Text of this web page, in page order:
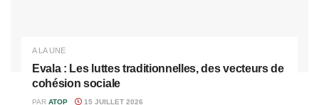
A LA UNE
Evala : Les luttes traditionnelles, des vecteurs de
cohésion sociale
PAR ATOP 15 JUILLET 2026